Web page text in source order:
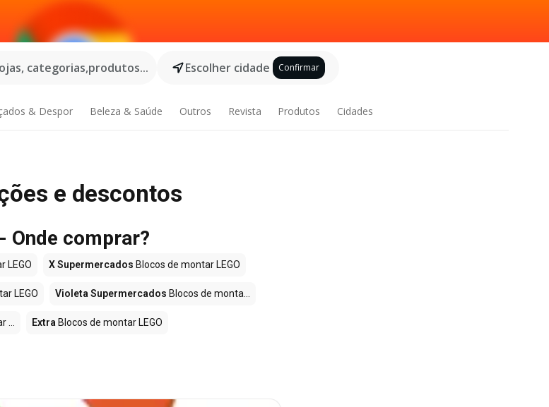
categorias,produtos...
Escolher cidade Confirmar
& Despor Beleza & Saúde Outros Revista Produtos Cidades
e descontos
Onde comprar?
LEGO X Supermercados Blocos de montar LEGO
LEGO Violeta Supermercados Blocos de monta...
Extra Blocos de montar LEGO